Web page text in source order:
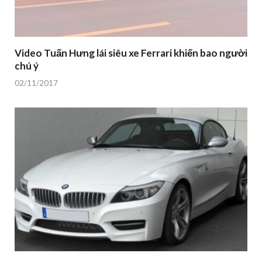
Video Tuấn Hưng lái siêu xe Ferrari khiến bao người
chú ý
02/11/2017